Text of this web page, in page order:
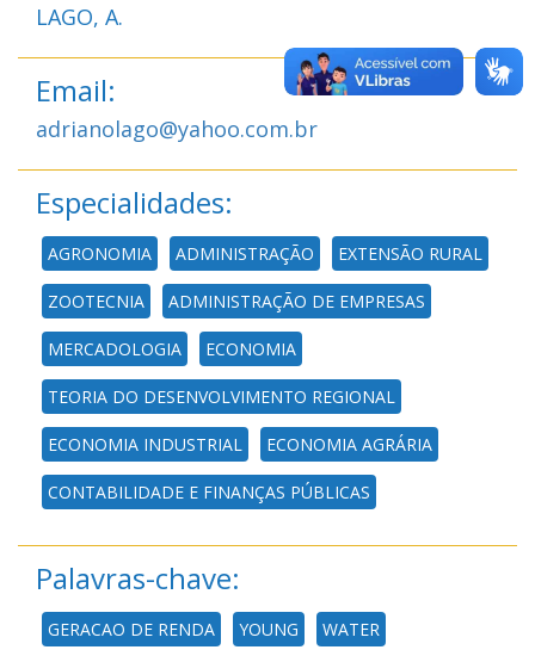
LAGO, A.
Email:
adrianolago@yahoo.com.br
Especialidades:
AGRONOMIA ADMINISTRAÇÃO EXTENSÃO RURAL
ZOOTECNIA ADMINISTRAÇÃO DE EMPRESAS
MERCADOLOGIA ECONOMIA
TEORIA DO DESENVOLVIMENTO REGIONAL
ECONOMIA INDUSTRIAL ECONOMIA AGRÁRIA
CONTABILIDADE E FINANÇAS PÚBLICAS
Palavras-chave:
GERACAO DE RENDA YOUNG WATER